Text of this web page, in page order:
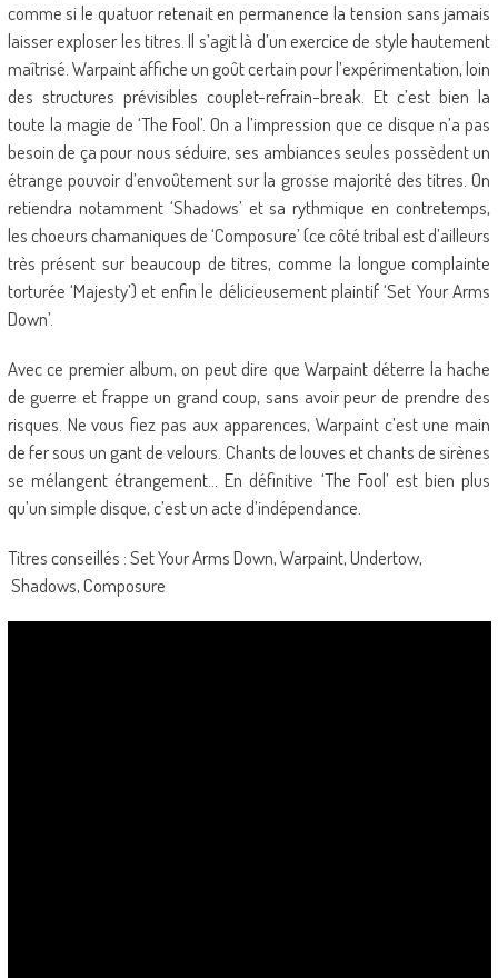
comme si le quatuor retenait en permanence la tension sans jamais
laisser exploser les titres. Il s’agit là d’un exercice de style hautement
maîtrisé. Warpaint affiche un goût certain pour l’expérimentation, loin
des structures prévisibles couplet-refrain-break. Et c’est bien la
toute la magie de ‘The Fool’. On a l’impression que ce disque n’a pas
besoin de ça pour nous séduire, ses ambiances seules possèdent un
étrange pouvoir d’envoûtement sur la grosse majorité des titres. On
retiendra notamment ‘Shadows’ et sa rythmique en contretemps,
les choeurs chamaniques de ‘Composure’ (ce côté tribal est d’ailleurs
très présent sur beaucoup de titres, comme la longue complainte
torturée ‘Majesty’) et enfin le délicieusement plaintif ‘Set Your Arms
Down’.
Avec ce premier album, on peut dire que Warpaint déterre la hache
de guerre et frappe un grand coup, sans avoir peur de prendre des
risques. Ne vous fiez pas aux apparences, Warpaint c’est une main
de fer sous un gant de velours. Chants de louves et chants de sirènes
se mélangent étrangement… En définitive ‘The Fool’ est bien plus
qu’un simple disque, c’est un acte d’indépendance.
Titres conseillés : Set Your Arms Down, Warpaint, Undertow,
Shadows, Composure